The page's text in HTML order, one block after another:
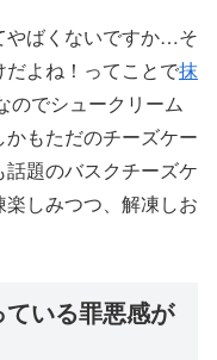
やばくないですか…そ
よね！ってことで抹
のでシュークリーム
もただのチーズケー
題のバスクチーズケ
しみつつ、解凍しお
いる罪悪感が